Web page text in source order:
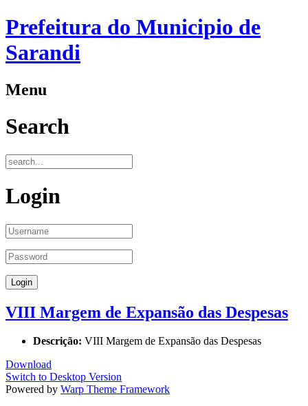
Prefeitura do Municipio de
Sarandi
Menu
Search
Login
VIII Margem de Expansão das Despesas
Descrição: VIII Margem de Expansão das Despesas
Download
Switch to Desktop Version
Powered by Warp Theme Framework